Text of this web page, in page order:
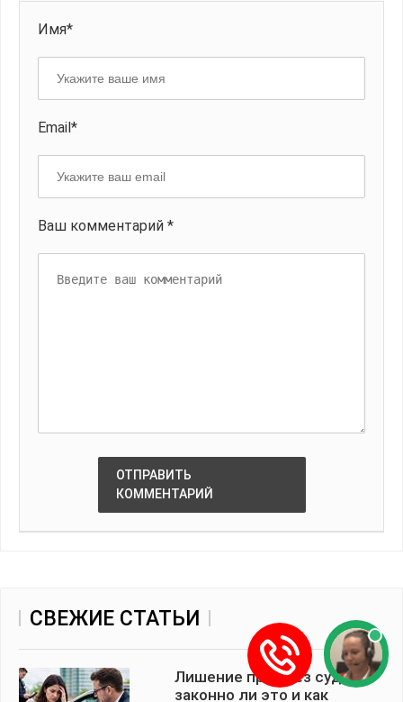
Имя*
Email*
Ваш комментарий *
ОТПРАВИТЬ
КОММЕНТАРИЙ
СВЕЖИЕ СТАТЬИ
Лишение прав без суда:
законно ли это и как